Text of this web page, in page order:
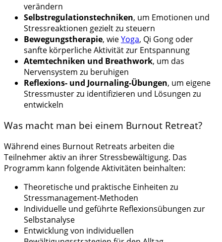
verändern
Selbstregulationstechniken, um Emotionen und
Stressreaktionen gezielt zu steuern
Bewegungstherapie, wieYoga, Qi Gong oder
sanfte körperliche Aktivität zur Entspannung
Atemtechniken und Breathwork, um das
Nervensystem zu beruhigen
Reflexions- und Journaling-Übungen, um eigene
Stressmuster zu identifizieren und Lösungen zu
entwickeln
Was macht man bei einem Burnout Retreat?
Während eines Burnout Retreats arbeiten die
Teilnehmer aktiv an ihrer Stressbewältigung. Das
Programm kann folgende Aktivitäten beinhalten:
Theoretische und praktische Einheiten zu
Stressmanagement-Methoden
Individuelle und geführte Reflexionsübungen zur
Selbstanalyse
Entwicklung von individuellen